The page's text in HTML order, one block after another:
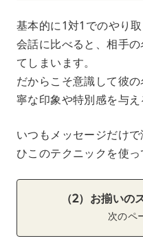
基本的に1対1でのやり
会話に比べると、相手
てしまいます。
だからこそ意識して彼
寧な印象や特別感を与え
いつもメッセージだけ
ひこのテクニックを使っ
（2）お揃いの
次のペ